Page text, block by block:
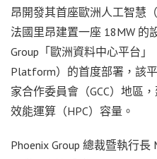
昂開發其首座歐洲人工智慧
法國里昂建置一座 18MW 的
Group「歐洲資料中心平台」
Platform）的首度部署，該
家合作委員會（GCC）地區
效能運算（HPC）容量。
Phoenix Group 總裁暨執行